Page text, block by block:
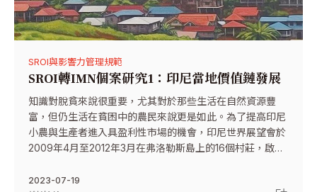
SROI與影響力管理規範
SROI轉IMN個案研究1：印尼當地價值鏈發展
知識對脫貧來說很重要，尤其對於那些生活在自然資源豐
富，但仍生活在貧困中的農民來說更是如此。為了提高印尼
小農與生產者進入具盈利性市場的機會，印尼世界展望會於
2009年4月至2012年3月在弗洛勒斯島上的16個村莊，啟動
簡稱LVCD）」計畫。
2023-07-19